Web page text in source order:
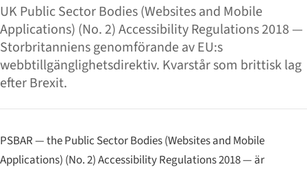
UK Public Sector Bodies (Websites and Mobile
Applications) (No. 2) Accessibility Regulations 2018 —
Storbritanniens genomförande av EU:s
webbtillgänglighetsdirektiv. Kvarstår som brittisk lag
efter Brexit.
PSBAR —the Public Sector Bodies (Websites and Mobile
Applications) (No. 2) Accessibility Regulations 2018— är